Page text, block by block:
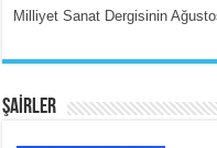
Milliyet Sanat Dergisinin
ŞAİRLER